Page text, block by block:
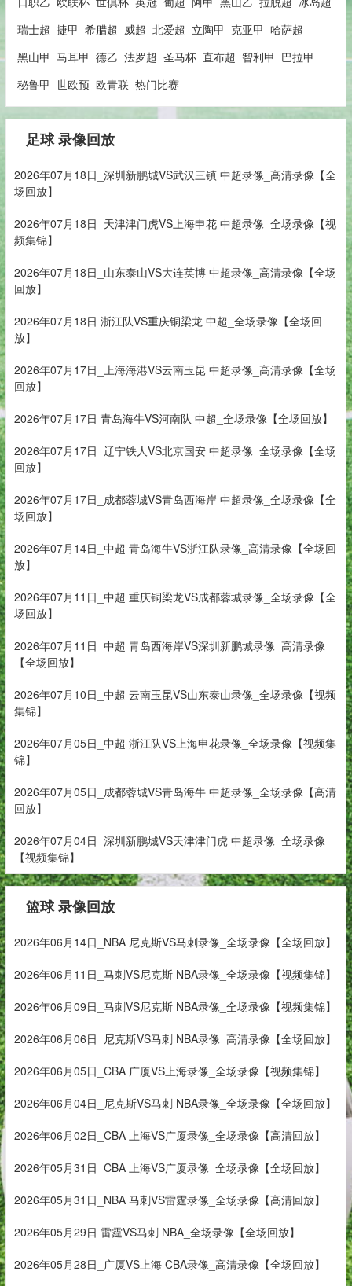
瑞士超 捷甲 希腊超 威超 北爱超 立陶甲 克亚甲 哈萨超
黑山甲 马耳甲 德乙 法罗超 圣马杯 直布超 智利甲 巴拉甲
秘鲁甲 世欧预 欧青联 热门比赛
足球 录像回放
2026年07月18日_深圳新鹏城VS武汉三镇 中超录像_高清录像【全
场回放】
2026年07月18日_天津津门虎VS上海申花 中超录像_全场录像【视
频集锦】
2026年07月18日_山东泰山VS大连英博 中超录像_高清录像【全场
回放】
2026年07月18日 浙江队VS重庆铜梁龙 中超_全场录像【全场回
放】
2026年07月17日_上海海港VS云南玉昆 中超录像_高清录像【全场
回放】
2026年07月17日 青岛海牛VS河南队 中超_全场录像【全场回放】
2026年07月17日_辽宁铁人VS北京国安 中超录像_全场录像【全场
回放】
2026年07月17日_成都蓉城VS青岛西海岸 中超录像_全场录像【全
场回放】
2026年07月14日_中超 青岛海牛VS浙江队录像_高清录像【全场回
放】
2026年07月11日_中超 重庆铜梁龙VS成都蓉城录像_全场录像【全
场回放】
2026年07月11日_中超 青岛西海岸VS深圳新鹏城录像_高清录像
【全场回放】
2026年07月10日_中超 云南玉昆VS山东泰山录像_全场录像【视频
集锦】
2026年07月05日_中超 浙江队VS上海申花录像_全场录像【视频集
锦】
2026年07月05日_成都蓉城VS青岛海牛 中超录像_全场录像【高清
回放】
2026年07月04日_深圳新鹏城VS天津津门虎 中超录像_全场录像
【视频集锦】
篮球 录像回放
2026年06月14日_NBA 尼克斯VS马刺录像_全场录像【全场回放】
2026年06月11日_马刺VS尼克斯 NBA录像_全场录像【视频集锦】
2026年06月09日_马刺VS尼克斯 NBA录像_全场录像【视频集锦】
2026年06月06日_尼克斯VS马刺 NBA录像_高清录像【全场回放】
2026年06月05日_CBA 广厦VS上海录像_全场录像【视频集锦】
2026年06月04日_尼克斯VS马刺 NBA录像_全场录像【全场回放】
2026年06月02日_CBA 上海VS广厦录像_全场录像【高清回放】
2026年05月31日_CBA 上海VS广厦录像_全场录像【全场回放】
2026年05月31日_NBA 马刺VS雷霆录像_全场录像【高清回放】
2026年05月29日 雷霆VS马刺 NBA_全场录像【全场回放】
2026年05月28日_广厦VS上海 CBA录像_高清录像【全场回放】